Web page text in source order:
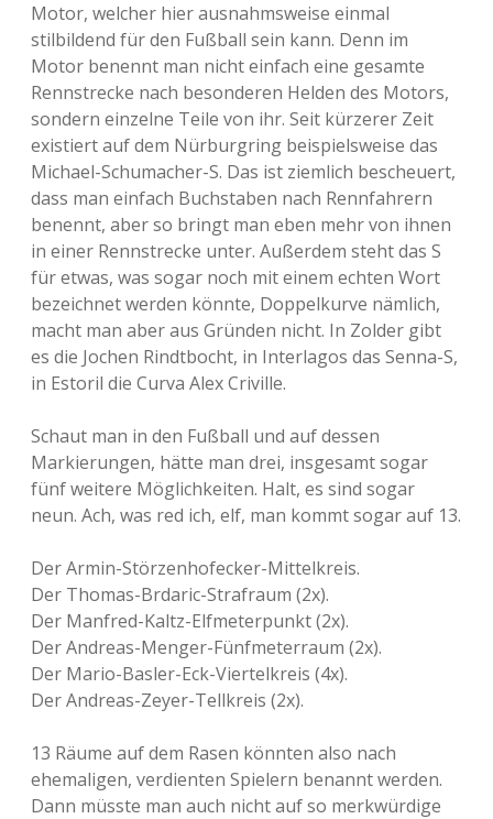
Motor, welcher hier ausnahmsweise einmal
stilbildend für den Fußball sein kann. Denn im
Motor benennt man nicht einfach eine gesamte
Rennstrecke nach besonderen Helden des Motors,
sondern einzelne Teile von ihr. Seit kürzerer Zeit
existiert auf dem Nürburgring beispielsweise das
Michael-Schumacher-S. Das ist ziemlich bescheuert,
dass man einfach Buchstaben nach Rennfahrern
benennt, aber so bringt man eben mehr von ihnen
in einer Rennstrecke unter. Außerdem steht das S
für etwas, was sogar noch mit einem echten Wort
bezeichnet werden könnte, Doppelkurve nämlich,
macht man aber aus Gründen nicht. In Zolder gibt
es die Jochen Rindtbocht, in Interlagos das Senna-S,
in Estoril die Curva Alex Criville.
Schaut man in den Fußball und auf dessen
Markierungen, hätte man drei, insgesamt sogar
fünf weitere Möglichkeiten. Halt, es sind sogar
neun. Ach, was red ich, elf, man kommt sogar auf 13.
Der Armin-Störzenhofecker-Mittelkreis.
Der Thomas-Brdaric-Strafraum (2x).
Der Manfred-Kaltz-Elfmeterpunkt (2x).
Der Andreas-Menger-Fünfmeterraum (2x).
Der Mario-Basler-Eck-Viertelkreis (4x).
Der Andreas-Zeyer-Tellkreis (2x).
13 Räume auf dem Rasen könnten also nach
ehemaligen, verdienten Spielern benannt werden.
Dann müsste man auch nicht auf so merkwürdige